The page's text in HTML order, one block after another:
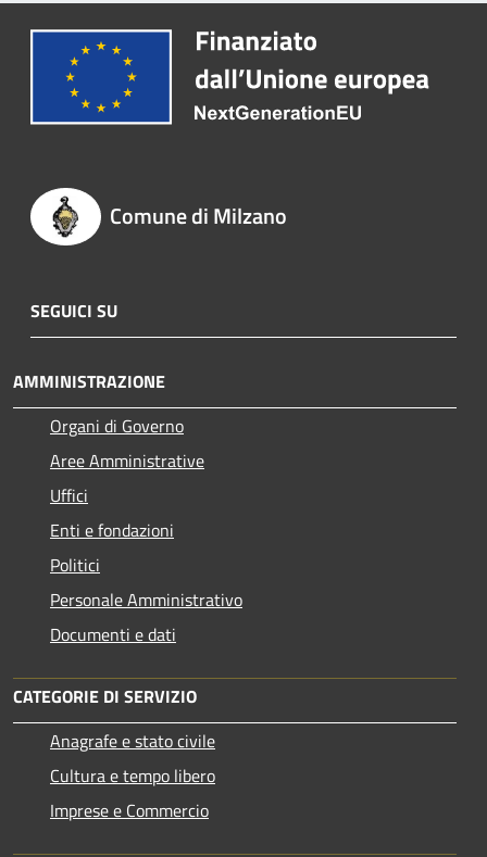
Comune di Milzano
SEGUICI SU
AMMINISTRAZIONE
Organi di Governo
Aree Amministrative
Uffici
Enti e fondazioni
Politici
Personale Amministrativo
Documenti e dati
CATEGORIE DI SERVIZIO
Anagrafe e stato civile
Cultura e tempo libero
Imprese e Commercio